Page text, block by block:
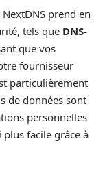
prend en
tels que DNS-
que vos
fournisseur
particulièrement
de données sont
personnelles
facile grâce à